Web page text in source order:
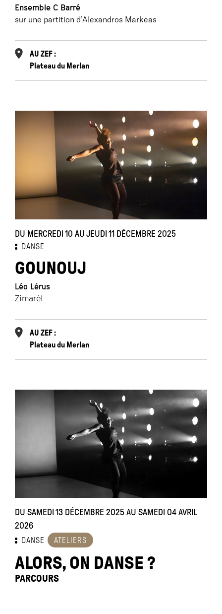
Ensemble C Barré
sur une partition d’Alexandros Markeas
AU ZEF :
Plateau du Merlan
DU MERCREDI 10 AU JEUDI 11 DÉCEMBRE 2025
DANSE
GOUNOUJ
Léo Lérus
Zimarèl
AU ZEF :
Plateau du Merlan
DU SAMEDI 13 DÉCEMBRE 2025 AU SAMEDI 04 AVRIL
2026
DANSE ATELIERS
ALORS, ON DANSE ?
PARCOURS